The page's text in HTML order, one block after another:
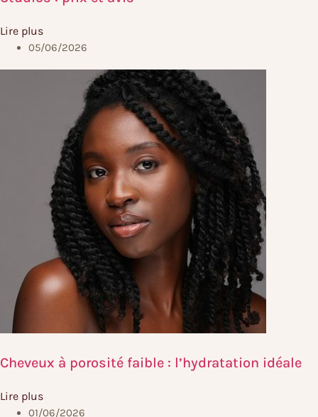
Lire plus
05/06/2026
Cheveux à porosité faible : l’hydratation idéale
Lire plus
01/06/2026